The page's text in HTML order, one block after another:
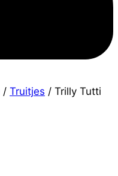
/ Truitjes / Trilly Tutti